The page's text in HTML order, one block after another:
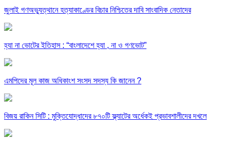
জুলাই গণঅভ্যুত্থানে হত্যাকাণ্ডের বিচার নিশ্চিতের দাবি সাংবাদিক নেতাদের
হ্যা না ভোটের ইতিহাস : “বাংলাদেশে হ্যা , না ও গণভোট”
এমপিদের মূল কাজ অধিকাংশ সংসদ সদস্য কি জানেন ?
বিজয় রাকিন সিটি : মুক্তিযোদ্ধাদের ৮৭০টি ফ্ল্যাটের অর্ধেকই প্রভাবশালীদের দখলে